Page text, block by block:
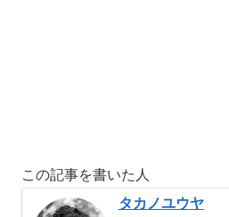
この記事を書いた人
タカノユウヤ